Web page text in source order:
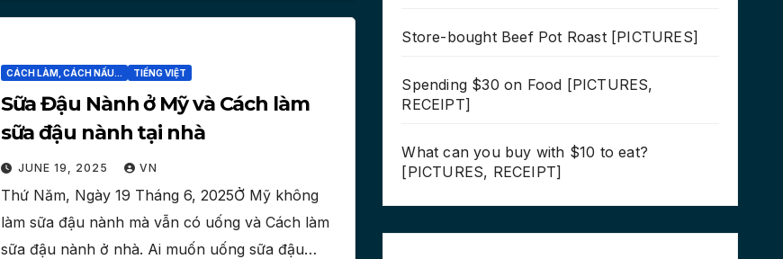
CÁCH LÀM, CÁCH NẤU... TIẾNG VIỆT
Sữa Đậu Nành ở Mỹ và Cách làm
sữa đậu nành tại nhà
JUNE 19, 2025 VN
Thứ Năm, Ngày 19 Tháng 6, 2025Ở Mỹ không
làm sữa đậu nành mà vẫn có uống và Cách làm
sữa đậu nành ở nhà. Ai muốn uống sữa đậu…
Store-bought Beef Pot Roast [PICTURES]
Spending $30 on Food [PICTURES,
RECEIPT]
What can you buy with $10 to eat?
[PICTURES, RECEIPT]